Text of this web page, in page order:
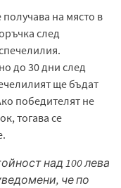
на място в
след
до 30 дни след
ще бъдат
победителят не
тогава се
над 100 лева
че по